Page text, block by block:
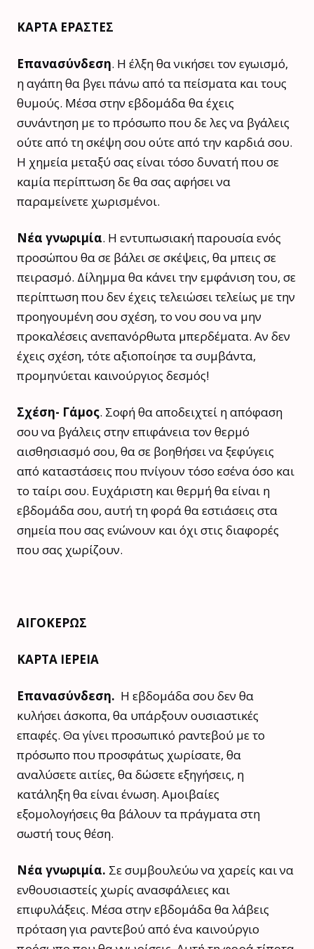
ΚΑΡΤΑ ΕΡΑΣΤΕΣ
Επανασύνδεση. Η έλξη θα νικήσει τον εγωισμό,
η αγάπη θα βγει πάνω από τα πείσματα και τους
θυμούς. Μέσα στην εβδομάδα θα έχεις
συνάντηση με το πρόσωπο που δε λες να βγάλεις
ούτε από τη σκέψη σου ούτε από την καρδιά σου.
Η χημεία μεταξύ σας είναι τόσο δυνατή που σε
καμία περίπτωση δε θα σας αφήσει να
παραμείνετε χωρισμένοι.
Νέα γνωριμία. Η εντυπωσιακή παρουσία ενός
προσώπου θα σε βάλει σε σκέψεις, θα μπεις σε
πειρασμό. Δίλημμα θα κάνει την εμφάνιση του, σε
περίπτωση που δεν έχεις τελειώσει τελείως με την
προηγουμένη σου σχέση, το νου σου να μην
προκαλέσεις ανεπανόρθωτα μπερδέματα. Αν δεν
έχεις σχέση, τότε αξιοποίησε τα συμβάντα,
προμηνύεται καινούργιος δεσμός!
Σχέση- Γάμος. Σοφή θα αποδειχτεί η απόφαση
σου να βγάλεις στην επιφάνεια τον θερμό
αισθησιασμό σου, θα σε βοηθήσει να ξεφύγεις
από καταστάσεις που πνίγουν τόσο εσένα όσο και
το ταίρι σου. Ευχάριστη και θερμή θα είναι η
εβδομάδα σου, αυτή τη φορά θα εστιάσεις στα
σημεία που σας ενώνουν και όχι στις διαφορές
που σας χωρίζουν.
ΑΙΓΟΚΕΡΩΣ
ΚΑΡΤΑ ΙΕΡΕΙΑ
Επανασύνδεση. Η εβδομάδα σου δεν θα
κυλήσει άσκοπα, θα υπάρξουν ουσιαστικές
επαφές. Θα γίνει προσωπικό ραντεβού με το
πρόσωπο που προσφάτως χωρίσατε, θα
αναλύσετε αιτίες, θα δώσετε εξηγήσεις, η
κατάληξη θα είναι ένωση. Αμοιβαίες
εξομολογήσεις θα βάλουν τα πράγματα στη
σωστή τους θέση.
Νέα γνωριμία. Σε συμβουλεύω να χαρείς και να
ενθουσιαστείς χωρίς ανασφάλειες και
επιφυλάξεις. Μέσα στην εβδομάδα θα λάβεις
πρόταση για ραντεβού από ένα καινούργιο